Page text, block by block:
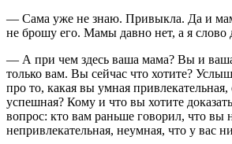
— Сама уже не знаю. Привыкла. Да и
не брошу его. Мамы давно нет, а я слово
— А при чем здесь ваша мама? Вы и
только вам. Вы сейчас что хотите?
про то, какая вы умная привлекательная,
успешная? Кому и что вы хотите
вопрос: кто вам раньше говорил, что вы
непривлекательная, неумная, что у вас